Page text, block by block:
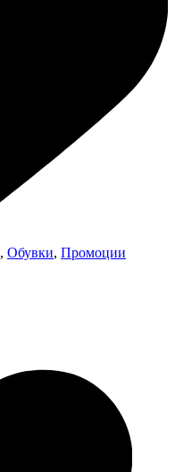
, Обувки, Промоции